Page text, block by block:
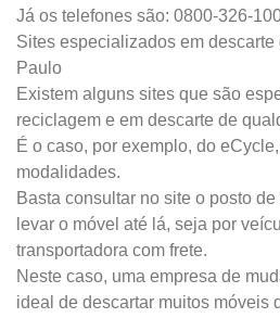
Já os telefones são: 0800-326-
Sites especializados em
Paulo
Existem alguns sites que são
reciclagem e em descarte de
É o caso, por exemplo, do
modalidades.
Basta consultar no site o posto
levar o móvel até lá, seja por
transportadora com frete.
Neste caso, uma empresa de
ideal de descartar muitos móveis